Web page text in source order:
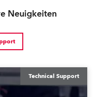
Neuigkeiten
Technical Support